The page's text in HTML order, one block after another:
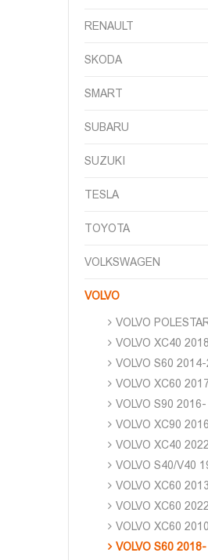
RENAULT
SKODA
SMART
SUBARU
SUZUKI
TESLA
TOYOTA
VOLKSWAGEN
VOLVO
VOLVO
VOLVO XC40
VOLVO S60
VOLVO XC60
VOLVO S90 2016-
VOLVO XC90
VOLVO XC40
VOLVO S40/V40
VOLVO XC60
VOLVO XC60
VOLVO XC60
VOLVO S60 2018-